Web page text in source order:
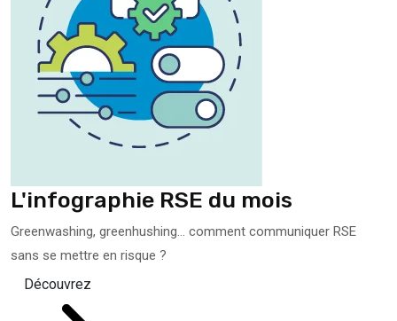
L'infographie RSE du mois
Greenwashing, greenhushing… comment communiquer RSE
sans se mettre en risque ?
Découvrez